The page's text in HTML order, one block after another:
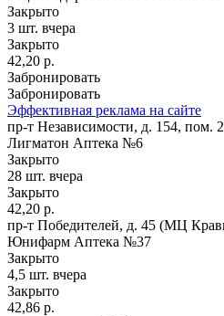
Закрыто
3 шт. вчера
Закрыто
42,20 р.
Забронировать
Забронировать
Эффективная реклама на сайте
пр-т Независимости, д. 154, пом.
Лигматон Аптека №6
Закрыто
28 шт. вчера
Закрыто
42,20 р.
пр-т Победителей, д. 45 (МЦ
Юнифарм Аптека №37
Закрыто
4,5 шт. вчера
Закрыто
42,86 р.